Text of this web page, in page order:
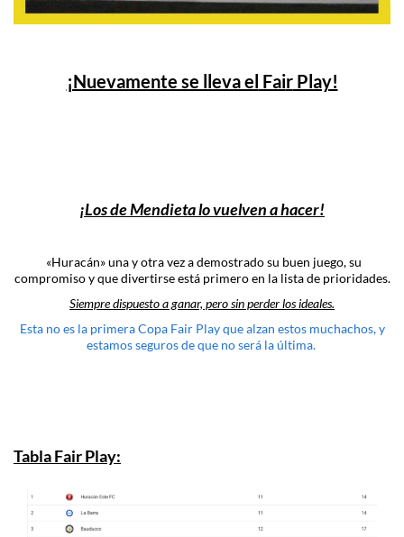
¡Nuevamente se lleva el FairPlay!
¡Los de Mendieta lo vuelven a hacer!
«Huracán» una y otra vez a demostrado su buen juego, su
compromiso y que divertirse está primero en la lista de prioridades.
Siempre dispuesto a ganar, pero sin perder los ideales.
Esta no es la primera Copa Fair Play que alzan estos muchachos, y
estamos seguros de que no será la última.
Tabla Fair Play: